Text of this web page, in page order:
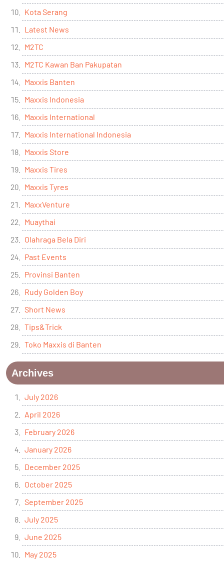
Kota Serang
Latest News
M2TC
M2TC Kawan Ban Pakupatan
Maxxis Banten
Maxxis Indonesia
Maxxis International
Maxxis International Indonesia
Maxxis Store
Maxxis Tires
Maxxis Tyres
MaxxVenture
Muaythai
Olahraga Bela Diri
Past Events
Provinsi Banten
Rudy Golden Boy
Short News
Tips&Trick
Toko Maxxis di Banten
Archives
July 2026
April 2026
February 2026
January 2026
December 2025
October 2025
September 2025
July 2025
June 2025
May 2025